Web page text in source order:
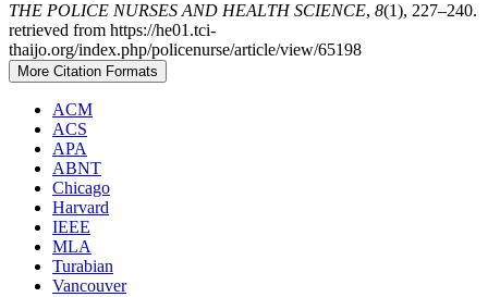
THE POLICE NURSES AND HEALTH SCIENCE, 8(1), 227–240.
retrieved from https://he01.tci-
thaijo.org/index.php/policenurse/article/view/65198
More Citation Formats
ACM
ACS
APA
ABNT
Chicago
Harvard
IEEE
MLA
Turabian
Vancouver